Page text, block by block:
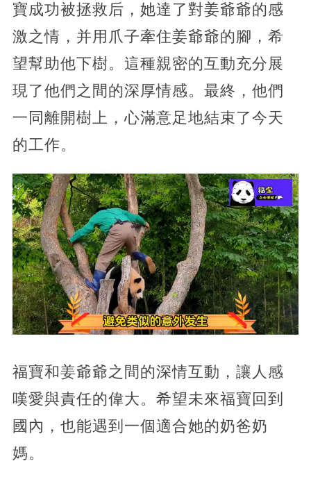
寶成功被拯救后，她達了對姜爺爺的感
激之情，并用爪子牽住姜爺爺的腳，希
望幫助他下樹。這種親密的互動充分展
現了他們之間的深厚情感。最終，他們
一同離開樹上，心滿意足地結束了今天
的工作。
福寶和姜爺爺之間的深情互動，讓人感
嘆愛與責任的偉大。希望未來福寶回到
國內，也能遇到一個適合她的奶爸奶
媽。